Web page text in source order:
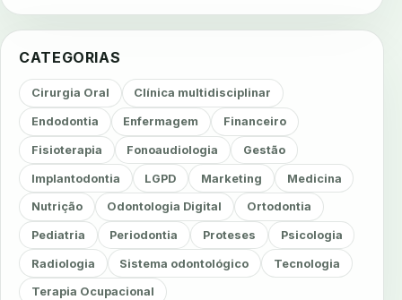
CATEGORIAS
Cirurgia Oral Clínica multidisciplinar
Endodontia Enfermagem Financeiro
Fisioterapia Fonoaudiologia Gestão
Implantodontia LGPD Marketing Medicina
Nutrição Odontologia Digital Ortodontia
Pediatria Periodontia Proteses Psicologia
Radiologia Sistema odontológico Tecnologia
Terapia Ocupacional